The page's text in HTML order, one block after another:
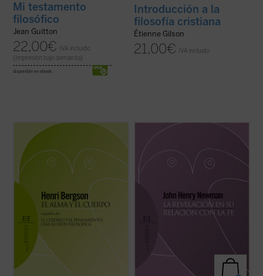
Mi testamento
filosófico
Jean Guitton
22,00€
IVA incluido
(Impresión bajo demanda)
disponible en ebook:
Introducción a la
filosofía cristiana
Étienne Gilson
21,00€ IVA incluido
El problema de la relación cuerpo-alma es
de los que no dejan a nadie indiferente. Hay
que añadir además que es un problema
ineludible. Porque tanto si se admite la
dualidad última, metafísica, de ambos
términos, como si se niega, por ...
español, J.H. Newman quiere responder a
la acusación de escepticismo que le
expone su ...